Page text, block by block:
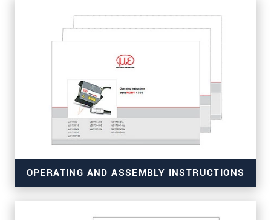
OPERATING AND ASSEMBLY INSTRUCTIONS